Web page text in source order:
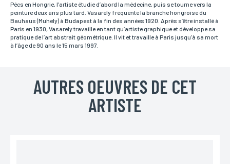
Email*
Votre adresse mail sert uniquement à vous répondre.
Téléphone
Si vous préférez que l’on vous contacte par téléphone,
vous pouvez indiquer votre numéro.
Pécs en Hongrie, l’artiste étudie d’abord la médecine, puis se tourne vers la
peinture deux ans plus tard. Vasarely fréquente la branche hongroise du
Bauhaus (Muhely) à Budapest à la fin des années 1920. Après s’être installé à
Paris en 1930, Vasarely travaille en tant qu’artiste graphique et développe sa
pratique de l’art abstrait géométrique. Il vit et travaille à Paris jusqu’à sa mort
à l’âge de 90 ans le 15 mars 1997.
AUTRES OEUVRES DE CET
ARTISTE